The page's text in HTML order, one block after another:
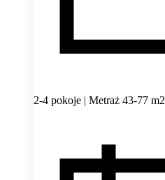
2-4 pokoje | Metraż 43-77 m2